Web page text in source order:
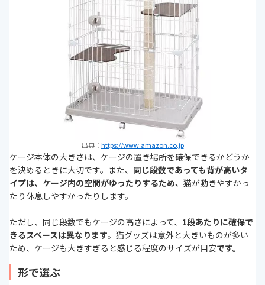
出典： https://www.amazon.co.jp
ケージ本体の大きさは、ケージの置き場所を確保できるかどうか
を決めるときに大切です。また、 同じ段数であっても背が高いタ
イプは、ケージ内の空間がゆったりするため、 猫が動きやすかっ
たり休息しやすかったりします。
ただし、同じ段数でもケージの高さによって、 1段あたりに確保で
きるスペースは異なります。猫グッズは意外と大きいものが多い
ため、ケージも大きすぎると感じる程度のサイズが目安です。
形で選ぶ